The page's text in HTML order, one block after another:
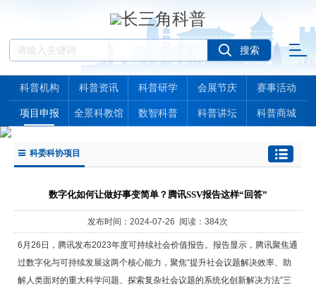
科普机构 科普资讯 科普研学 会展节庆 赛事活动
项目申报 全景科教馆 数智科普 科普讲坛 科普商城
科委科协项目
数字化如何让做好事变简单？腾讯SSV报告这样“回答”
发布时间：2024-07-26 阅读：384次
6月26日，腾讯发布2023年度可持续社会价值报告。报告显示，腾讯聚焦通
过数字化与可持续发展这两个核心能力，聚焦“提升社会议题解决效率、助
解人类面对的重大科学问题、探索复杂社会议题的系统化创新解决方法”三